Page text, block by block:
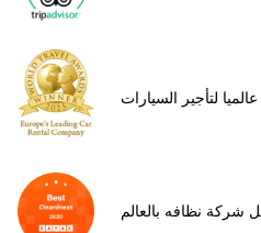
لتأجير السيارات
شركة نظافه بالعالم